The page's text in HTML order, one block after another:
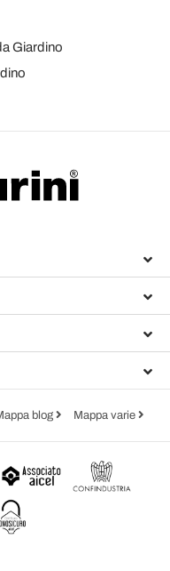
Giardino
blog Mappa varie